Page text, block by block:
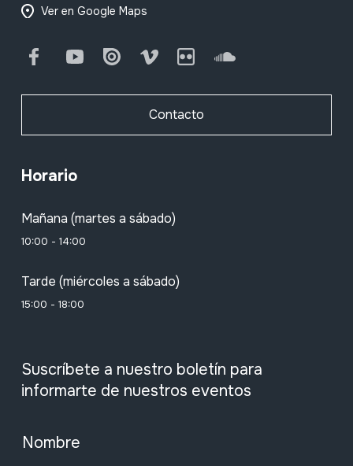
Ver en Google Maps
FacebookYoutube Issuu Vimeo Flickr SoundCloud
Contacto
Horario
Mañana (martes a sábado)
10:00 - 14:00
Tarde (miércoles a sábado)
15:00 - 18:00
Suscríbete a nuestro boletín para
informarte de nuestros eventos
Nombre